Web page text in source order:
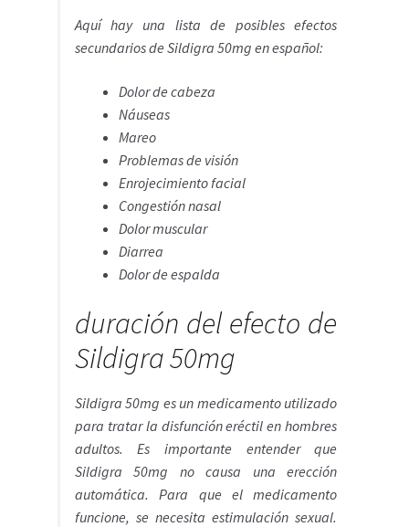
Aquí hay una lista de posibles efectos
secundarios de Sildigra 50mg en español:
Dolor de cabeza
Náuseas
Mareo
Problemas de visión
Enrojecimiento facial
Congestión nasal
Dolor muscular
Diarrea
Dolor de espalda
duración del efecto de
Sildigra 50mg
Sildigra 50mg es un medicamento utilizado
para tratar la disfunción eréctil en hombres
adultos. Es importante entender que
Sildigra 50mg no causa una erección
automática. Para que el medicamento
funcione, se necesita estimulación sexual.